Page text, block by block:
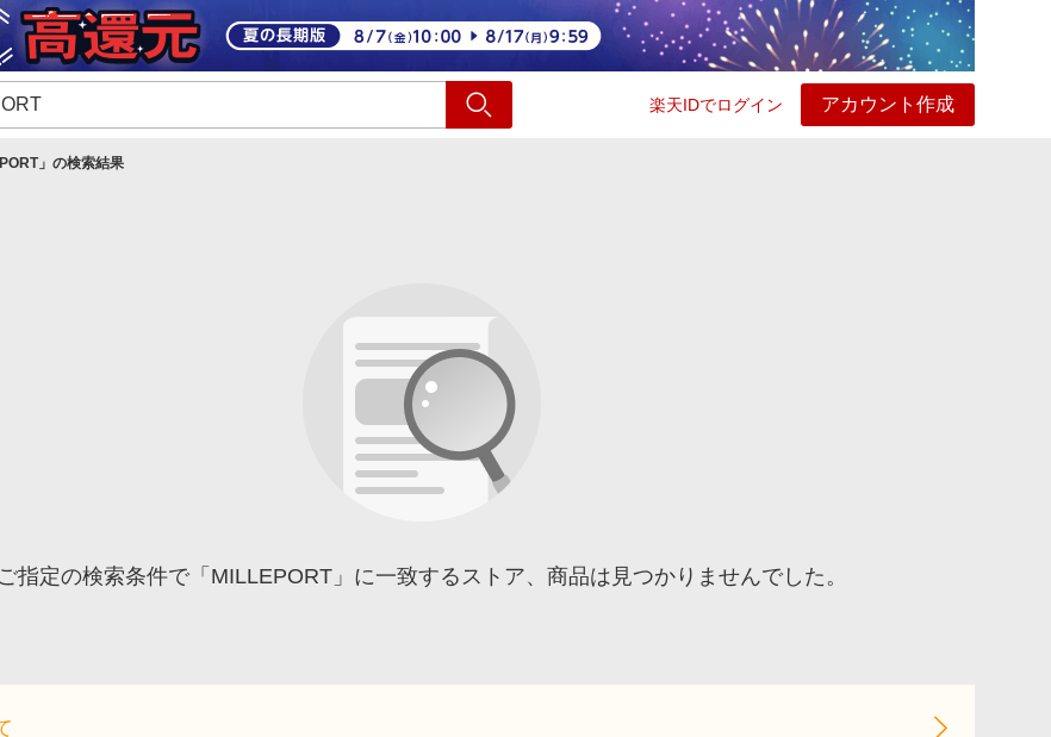
楽天IDでログイン アカウント作成
ショッピング
」の検索結果
ご指定の検索条件で「MILLEPORT」に一致するストア、商品は見つかりませんでした。